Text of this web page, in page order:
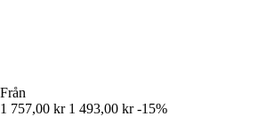
Från
1 757,00 kr 1 493,00 kr -15%